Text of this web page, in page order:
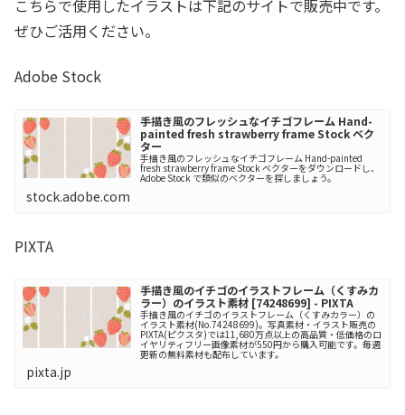
こちらで使用したイラストは下記のサイトで販売中です。
ぜひご活用ください。
Adobe Stock
手描き風のフレッシュなイチゴフレーム Hand-
painted fresh strawberry frame Stock ベク
ター
手描き風のフレッシュなイチゴフレーム Hand-painted
fresh strawberry frame Stock ベクターをダウンロードし、
Adobe Stock で類似のベクターを探しましょう。
stock.adobe.com
PIXTA
手描き風のイチゴのイラストフレーム（くすみカ
ラー）のイラスト素材 [74248699] - PIXTA
手描き風のイチゴのイラストフレーム（くすみカラー）の
イラスト素材(No.74248699)。写真素材・イラスト販売の
PIXTA(ピクスタ)では11,680万点以上の高品質・低価格のロ
イヤリティフリー画像素材が550円から購入可能です。毎週
更新の無料素材も配布しています。
pixta.jp